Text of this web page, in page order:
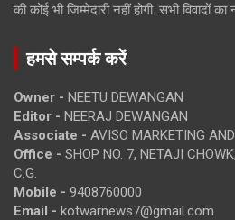
की कोई भी जिम्मेदारी नहीं होगी. सभी विवादों का
हमसे सम्पर्क करें
Owner - NEETU DEWANGAN
Editor - NEERAJ DEWANGAN
Associate - AVISO MARKETING
Office - SHOP NO. 7, NETAJI
C.G.
Mobile - 9408760000
Email - kotwarnews7@gmail.com